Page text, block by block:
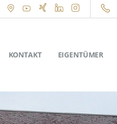
KONTAKT EIGENTÜMER